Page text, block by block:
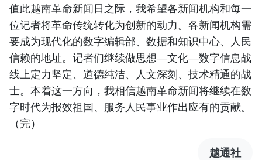
值此越南革命新闻日之际，我希望各新闻机构和每一
位记者将革命传统转化为创新的动力。各新闻机构需
要成为现代化的数字编辑部、数据和知识中心、人民
信赖的地址。记者们继续做思想—文化—数字信息战
线上定力坚定、道德纯洁、人文深刻、技术精通的战
士。本着这一方向，我相信越南革命新闻将继续在数
字时代为报效祖国、服务人民事业作出应有的贡献。
（完）
越通社